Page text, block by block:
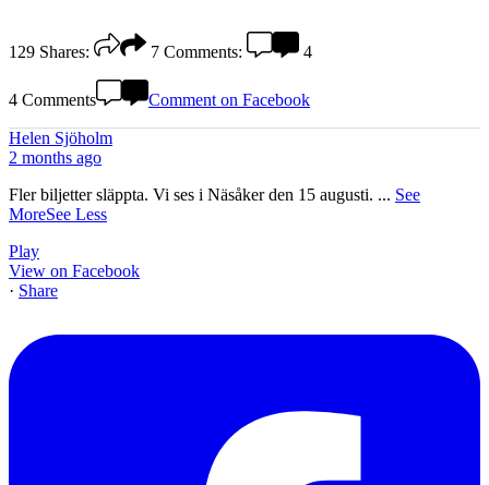
129 Shares: 7 Comments: 4
4 Comments Comment on Facebook
Helen Sjöholm
2 months ago
Fler biljetter släppta. Vi ses i Näsåker den 15 augusti. ... See
MoreSee Less
Play
View on Facebook
· Share